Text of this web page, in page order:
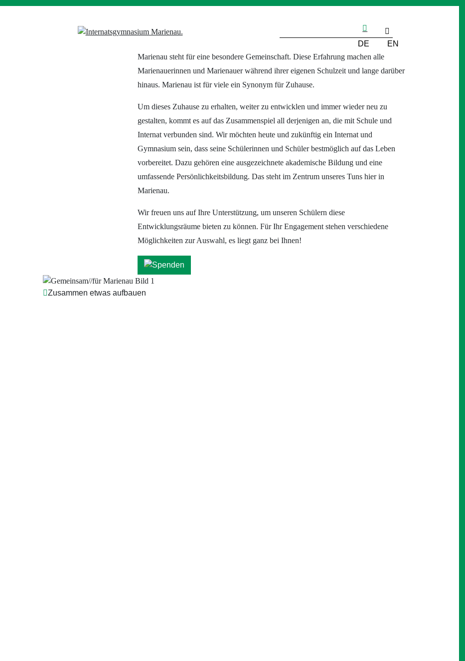
DE EN
Marienau steht für eine besondere Gemeinschaft. Diese Erfahrung machen alle
Marienauerinnen und Marienauer während ihrer eigenen Schulzeit und lange darüber
hinaus. Marienau ist für viele ein Synonym für Zuhause.
Um dieses Zuhause zu erhalten, weiter zu entwicklen und immer wieder neu zu
gestalten, kommt es auf das Zusammenspiel all derjenigen an, die mit Schule und
Internat verbunden sind. Wir möchten heute und zukünftig ein Internat und
Gymnasium sein, dass seine Schülerinnen und Schüler bestmöglich auf das Leben
vorbereitet. Dazu gehören eine ausgezeichnete akademische Bildung und eine
umfassende Persönlichkeitsbildung. Das steht im Zentrum unseres Tuns hier in
Marienau.
Wir freuen uns auf Ihre Unterstützung, um unseren Schülern diese
Entwicklungsräume bieten zu können. Für Ihr Engagement stehen verschiedene
Möglichkeiten zur Auswahl, es liegt ganz bei Ihnen!
Zusammen etwas aufbauen